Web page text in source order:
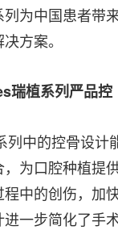
为中国患者带
方案。
瑞植系列严品控
列中的控骨设计
为口腔种植提
中的创伤，加
一步简化了手